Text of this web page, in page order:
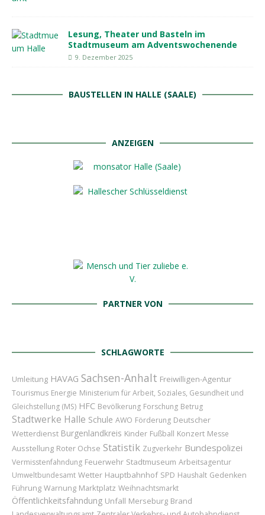
Lesung, Theater und Basteln im
Stadtmuseum am Adventswochenende
9. Dezember 2025
BAUSTELLEN IN HALLE (SAALE)
ANZEIGEN
PARTNER VON
SCHLAGWORTE
Umleitung HAVAG Sachsen-Anhalt Freiwilligen-Agentur
Tourismus Energie Ministerium für Arbeit, Soziales, Gesundheit und
Gleichstellung (MS) HFC Bevölkerung Forschung Betrug
Stadtwerke Halle Schule AWO Förderung Deutscher
Wetterdienst Burgenlandkreis Kinder Fußball Konzert Messe
Ausstellung Roter Ochse Statistik Zugverkehr Bundespolizei
Vermisstenfahndung Feuerwehr Stadtmuseum Arbeitsagentur
Umweltbundesamt Wetter Hauptbahnhof SPD Haushalt Gedenken
Führung Warnung Marktplatz Weihnachtsmarkt
Öffentlichkeitsfahndung Unfall Merseburg Brand